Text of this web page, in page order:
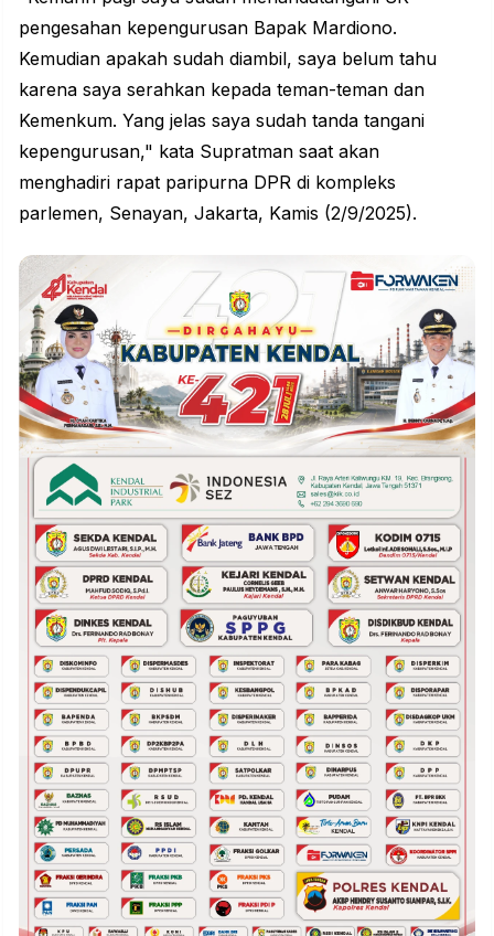
pengesahan kepengurusan Bapak Mardiono.
Kemudian apakah sudah diambil, saya belum tahu
karena saya serahkan kepada teman-teman dan
Kemenkum. Yang jelas saya sudah tanda tangani
kepengurusan," kata Supratman saat akan
menghadiri rapat paripurna DPR di kompleks
parlemen, Senayan, Jakarta, Kamis (2/9/2025).